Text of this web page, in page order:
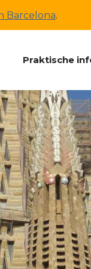
Barcelona.
Praktische